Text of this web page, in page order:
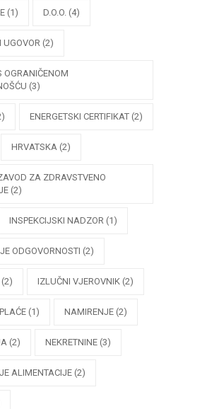
(1) D.O.O. (4)
UGOVOR (2)
OGRANIČENOM
(3)
ENERGETSKI CERTIFIKAT (2)
HRVATSKA (2)
ZA ZDRAVSTVENO
(2)
INSPEKCIJSKI NADZOR (1)
ODGOVORNOSTI (2)
(2) IZLUČNI VJEROVNIK (2)
(1) NAMIRENJE (2)
(2) NEKRETNINE (3)
ALIMENTACIJE(2)